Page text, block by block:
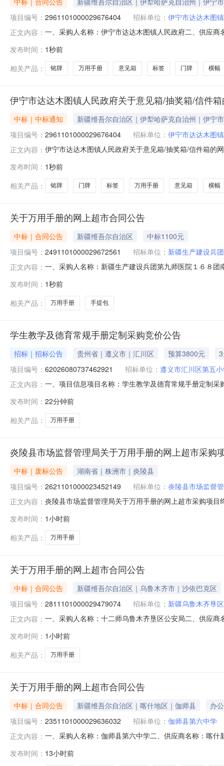
项目编号： 2961101000029676404 招标单位： 伊宁市达达木图
正文内容： 一、采购人名称：伊宁市达达木图镇人民政府二、供应
箱/信件箱意见箱投票箱无品牌01个2.0040802无品牌
发布时间： 1秒前
相关产品：
铭牌 万用手册 意见箱 标签 门牌 横幅
伊宁市达达木图镇人民政府关于意见箱/抽奖箱/信件
中标｜中标通知
新疆维吾尔自治区｜伊犁哈萨克自治州｜伊宁市
项目编号： 2961101000029676404 招标单位： 伊宁市达达木图
正文内容： 伊宁市达达木图镇人民政府关于意见箱/抽奖箱/信件箱的
采购计划金额（元）:项目所在行政区划编码:654002项
发布时间： 1秒前
相关产品：
铭牌 门牌 标签 万用手册 意见箱 横幅
关于万用手册的网上超市合同公告
中标｜合同公告 新疆维吾尔自治区
中标1100元
项目编号： 2491101000029672561 招标单位： 新疆生产建设兵
正文内容： 一、采购人名称：新疆生产建设兵团第九师医院１６８
本250319/万用手册印之彩250319本30.00103002泰邦
发布时间： 1秒前
相关产品：
万用手册 手提包
学生教学及德育常规手册定制采购竞价公告
招标｜招标公告 贵州省｜遵义市｜汇川区 预算3800元
项目编号： 62026080737462921 招标单位： 遵义市汇川区第五
正文内容： 一、项目信息项目名称：学生教学及德育常规手册定制
类目:万用手册;见附件:见附件;采购人需求描述:-;次要参
发布时间： 22分钟前
相关产品：
万用手册
炎陵县市场监督管理局关于万用手册的网上超市采购
中标｜废标公告
湖南省｜株洲市｜炎陵县
项目编号： 2621101000023452149 招标单位： 炎陵县市场监督
正文内容： 炎陵县市场监督管理局关于万用手册的网上超市采购项
订单。八、其他事项：https://hunan.zcygov.cn
发布时间： 1小时前
相关产品：
万用手册
关于万用手册的网上超市合同公告
中标｜合同公告
新疆维吾尔自治区｜乌鲁木齐市｜沙依巴克区
项目编号： 2811101000029479074 招标单位： 新疆乌鲁木齐垦
正文内容： 一、采购人名称：十二师乌鲁木齐垦区公安局二、供应
28.002537084服务要求或标的基本概况：七、其它事项
发布时间： 1小时前
相关产品：
万用手册
关于万用手册的网上超市合同公告
中标｜合同公告 新疆维吾尔自治区｜喀什地区｜伽师县
办
项目编号： 2351101000029636032 招标单位： 伽师县第六中学
正文内容： 一、采购人名称：伽师县第六中学二、供应商名称：喀
6.0010602工作手册万用手册教师业务手册无品牌工作
发布时间： 13小时前